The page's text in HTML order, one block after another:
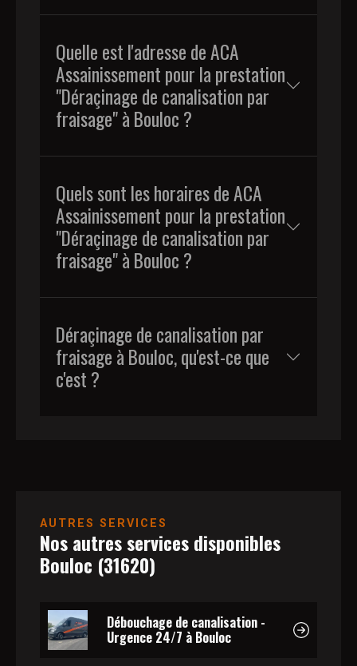
Quelle est l'adresse de ACA
Assainissement pour la prestation
"Déraçinage de canalisation par
fraisage" à Bouloc ?
Quels sont les horaires de ACA
Assainissement pour la prestation
"Déraçinage de canalisation par
fraisage" à Bouloc ?
Déraçinage de canalisation par
fraisage à Bouloc, qu'est-ce que
c'est ?
AUTRES SERVICES
Nos autres services disponibles
Bouloc (31620)
Débouchage de canalisation -
Urgence 24/7 à Bouloc